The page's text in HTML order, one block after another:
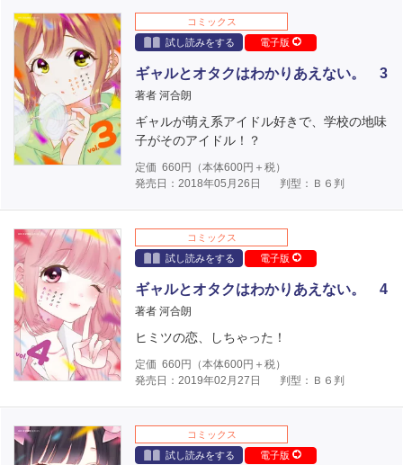
コミックス
試し読みをする
電子版
ギャルとオタクはわかりあえない。 3
著者 河合朗
ギャルが萌え系アイドル好きで、学校の地味
子がそのアイドル！？
定価 660円（本体600円＋税）
発売日：2018年05月26日
判型：Ｂ６判
コミックス
試し読みをする
電子版
ギャルとオタクはわかりあえない。 4
著者 河合朗
ヒミツの恋、しちゃった！
定価 660円（本体600円＋税）
発売日：2019年02月27日
判型：Ｂ６判
コミックス
試し読みをする
電子版